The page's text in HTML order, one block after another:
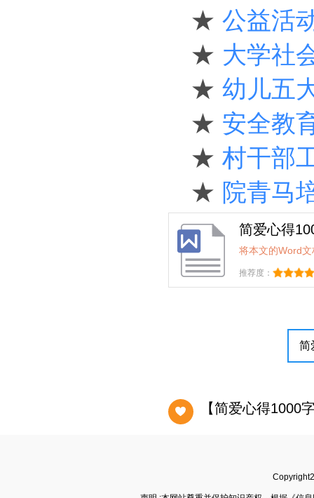
★ 公益活
★ 大学社
★ 幼儿五
★ 安全教
★ 村干部
★ 院青马
简爱心得
将本文的Word
推荐度：
【简爱心得1000